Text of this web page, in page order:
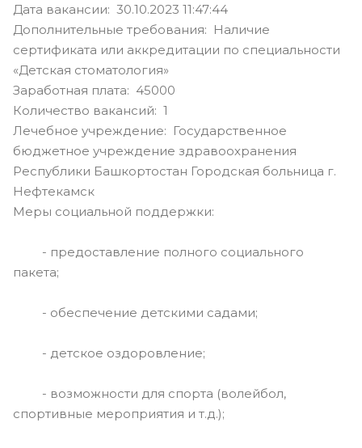
Дата вакансии: 30.10.2023 11:47:44
Дополнительные требования: Наличие
сертификата или аккредитации по специальности
«Детская стоматология»
Заработная плата: 45000
Количество вакансий: 1
Лечебное учреждение: Государственное
бюджетное учреждение здравоохранения
Республики Башкортостан Городская больница г.
Нефтекамск
Меры социальной поддержки:
- предоставление полного социального
пакета;
- обеспечение детскими садами;
- детское оздоровление;
- возможности для спорта (волейбол,
спортивные мероприятия и т.д.);